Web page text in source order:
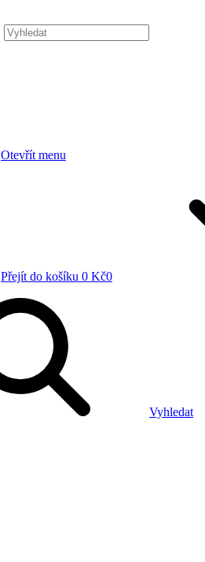
Otevřít menu
Přejít do košíku 0 Kč0
Vyhledat